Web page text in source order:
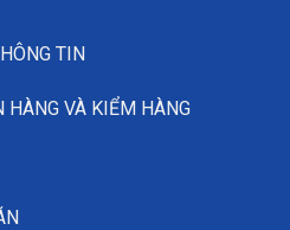
– dễ dàng in ấn
hợp với ngân sách của câu lạc
– hỗ trợ khách hàng đặt may số
đá BD08010 để nâng tầm hình
TIN
HÀNG VÀ KIỂM HÀNG